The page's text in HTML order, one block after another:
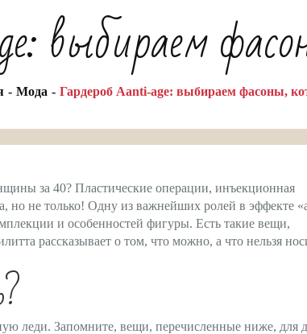
выбираем
Мода Гардероб Aanti-age: выбираем фасоны,
за 40? Пластические операции, инъекционная
но не только! Одну из важнейших ролей в эффекте
и особенностей фигуры. Есть такие вещи,
рассказывает о том, что можно, а что нельзя
леди. Запомните, вещи, перечисленные ниже, для